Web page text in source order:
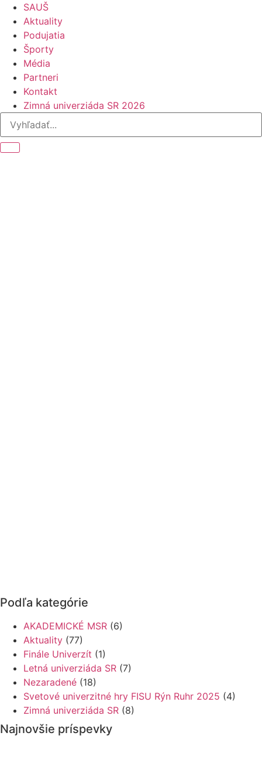
SAUŠ
Aktuality
Podujatia
Športy
Média
Partneri
Kontakt
Zimná univerziáda SR 2026
Podľa kategórie
AKADEMICKÉ MSR (6)
Aktuality (77)
Finále Univerzít (1)
Letná univerziáda SR (7)
Nezaradené (18)
Svetové univerzitné hry FISU Rýn Ruhr 2025 (4)
Zimná univerziáda SR (8)
Najnovšie príspevky